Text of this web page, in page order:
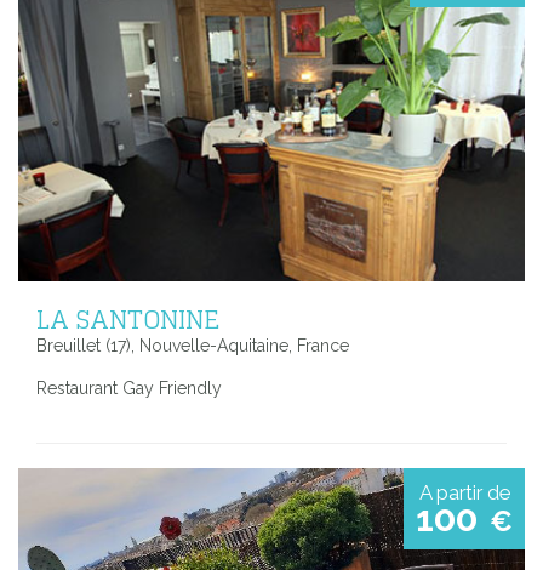
LA SANTONINE
Breuillet (17), Nouvelle-Aquitaine, France
Restaurant Gay Friendly
A partir de
100 €